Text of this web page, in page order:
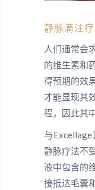
静脉滴注
人们通常会
的维生素和
得预期的效
才能显现其
程，因此其
与
静脉疗法不
液中包含的
接抵达毛囊